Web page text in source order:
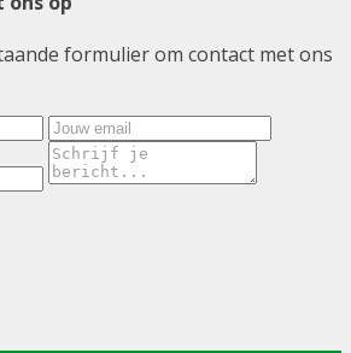
formulier om contact met ons